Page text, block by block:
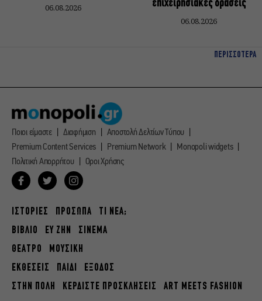
06.08.2026
επιχειρησιακές δράσεις
06.08.2026
ΠΕΡΙΣΣΟΤΕΡΑ
Ποιοι είμαστε Διαφήμιση
Αποστολή Δελτίων Τύπου
Premium Content Services
Premium Network
Monopoli widgets
Πολιτική Απορρήτου
Οροι Χρήσης
ΙΣΤΟΡΙΕΣ ΠΡΟΣΩΠΑ
ΤΙ ΝΕΑ;
ΒΙΒΛΙΟ
ΕΥ ΖΗΝ
ΣΙΝΕΜΑ
ΘΕΑΤΡΟ
ΜΟΥΣΙΚΗ
ΕΚΘΕΣΕΙΣ
ΠΑΙΔΙ
ΕΞΟΔΟΣ
ΣΤΗΝ ΠΟΛΗ
ΚΕΡΔΙΣΤΕ ΠΡΟΣΚΛΗΣΕΙΣ ART MEETS FASHION